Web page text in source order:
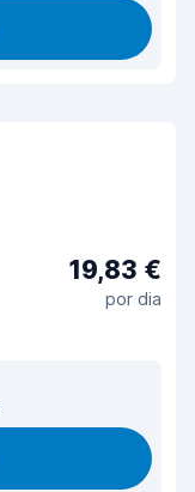
19,83 €
por dia